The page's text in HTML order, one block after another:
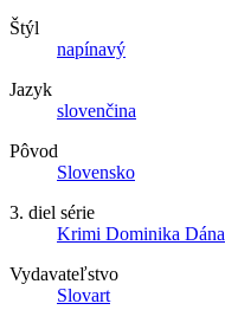
Štýl
napínavý
Jazyk
slovenčina
Pôvod
Slovensko
3. diel série
Krimi Dominika Dána
Vydavateľstvo
Slovart